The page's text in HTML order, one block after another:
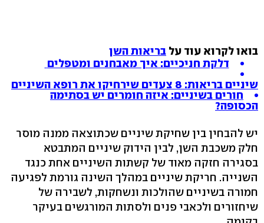
בואו לקרוא עוד על בריאות השן
דלקת חניכיים: איך מאבחנים ומטפלים
שיניים בריאות: 8 צעדים שירחיקו את רופא השיניים
חורים בשיניים: איזה חומרים יש בסתימה
הכסופה?
יש להבחין בין שחיקת שיניים שכתוצאה ממנה מוסר
חלק משכבת השן, לבין הידוק שיניים המתבטא
בסגירה חזקה מאוד של קשתות השיניים אחת כנגד
השנייה. חריקת שיניים במהלך השינה גורמת לפגיעה
חמורה בשיניים שהולכות ונשחקות, לשבירה של
שיחזורים ולכאבי פנים ולסתות המורגשים בעיקר